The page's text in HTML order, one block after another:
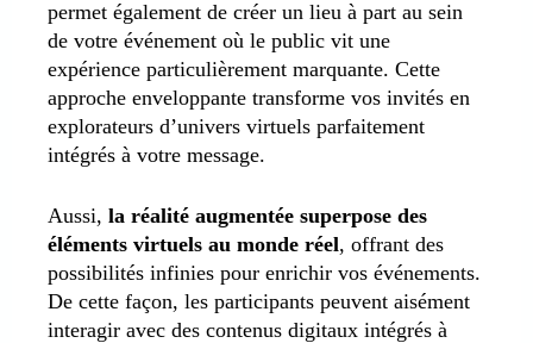
permet également de créer un lieu à part au sein
de votre événement où le public vit une
expérience particulièrement marquante. Cette
approche enveloppante transforme vos invités en
explorateurs d’univers virtuels parfaitement
intégrés à votre message.
Aussi, la réalité augmentée superpose des
éléments virtuels au monde réel, offrant des
possibilités infinies pour enrichir vos événements.
De cette façon, les participants peuvent aisément
interagir avec des contenus digitaux intégrés à